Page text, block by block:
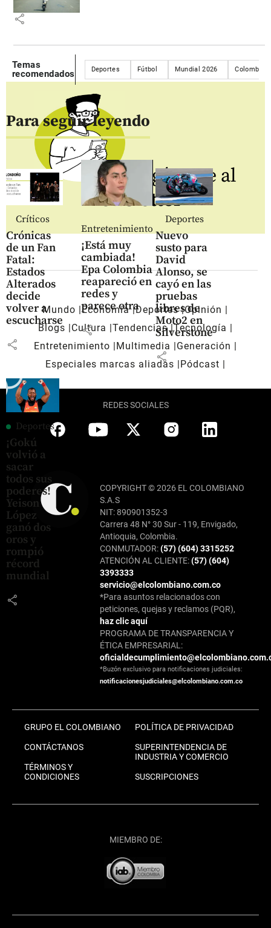
share
Temas
recomendados
Deportes Fútbol Mundial 2026 Colombia
Para seguir leyendo
Críticos
Crónicas
de un Fan
Fatal:
Estados
Alterados
decide
volver a
escucharse
share
Entretenimiento
¡Está muy
cambiada!
Epa Colombia
reapareció en
redes y
parece otra
share
Deportes
Nuevo
susto para
David
Alonso, se
cayó en las
pruebas
libres de
Moto2 en
Silverstone
share
Deportes
¡Gokú
volvió a
sacar
todos sus
poderes!
Yeison
López
ganó dos
oros y
rompió
récord
mundial
share
Regístrate al
newsletter
Mundo Economía Deportes Opinión
Blogs
Cultura Tendencias Tecnología
Entretenimiento
Multimedia
Generación
Especiales marcas aliadas
Pódcast
REDES SOCIALES
COPYRIGHT © 2026 EL COLOMBIANO
S.A.S
NIT: 890901352-3
Carrera 48 N° 30 Sur - 119, Envigado,
Antioquia, Colombia.
CONMUTADOR:(57) (604) 3315252
ATENCIÓN AL CLIENTE:(57) (604)
3393333
servicio@elcolombiano.com.co
*Para asuntos relacionados con
peticiones, quejas y reclamos (PQR),
haz clic aquí
PROGRAMA DE TRANSPARENCIA Y
ÉTICA EMPRESARIAL:
*Buzón exclusivo para notificaciones judiciales:
notificacionesjudiciales@elcolombiano.com.co
GRUPO EL COLOMBIANO
CONTÁCTANOS
TÉRMINOS Y
CONDICIONES
POLÍTICA DE PRIVACIDAD
SUPERINTENDENCIA DE
INDUSTRIA Y COMERCIO
SUSCRIPCIONES
MIEMBRO DE: